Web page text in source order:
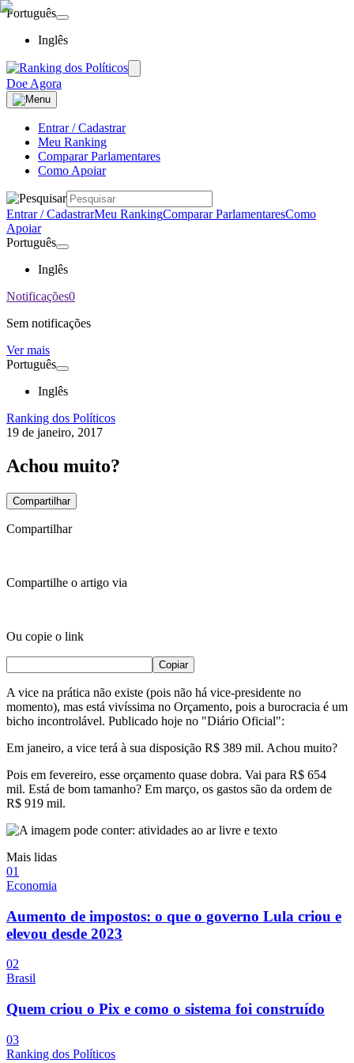
Português
Inglês
Doe Agora
Entrar / Cadastrar
Meu Ranking
Comparar Parlamentares
Como Apoiar
Entrar / CadastrarMeu RankingComparar ParlamentaresComo
Apoiar
Português
Inglês
Notificações0
Sem notificações
Ver mais
Português
Inglês
Ranking dos Políticos
19 de janeiro, 2017
Achou muito?
Compartilhar
Compartilhar
Compartilhe o artigo via
Ou copie o link
Copiar
A vice na prática não existe (pois não há vice-presidente no
momento), mas está vivíssima no Orçamento, pois a burocracia é um
bicho incontrolável. Publicado hoje no "Diário Oficial":
Em janeiro, a vice terá à sua disposição R$ 389 mil. Achou muito?
Pois em fevereiro, esse orçamento quase dobra. Vai para R$ 654
mil. Está de bom tamanho? Em março, os gastos são da ordem de
R$ 919 mil.
Mais lidas
01
Economia
Aumento de impostos: o que o governo Lula criou e
elevou desde 2023
02
Brasil
Quem criou o Pix e como o sistema foi construído
03
Ranking dos Políticos